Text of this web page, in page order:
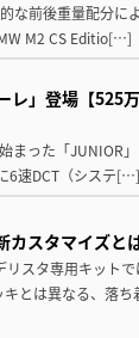
な前後重量配分に
M2 CS Editio[…]
レ」登場【525
まった「JUNIOR
6速DCT（システ[…]
カスタマイズと
スタ専用キット
とは異なる、落